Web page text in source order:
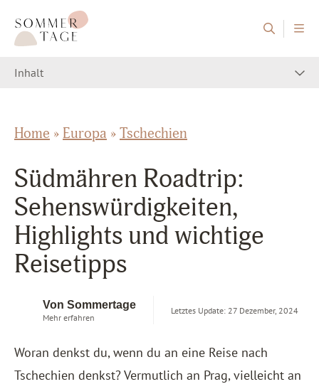
Zum Inhalt springen
Sommertage - Der Reiseblog aus Österreich
Inhalt
Home » Europa » Tschechien
Südmähren Roadtrip:
Sehenswürdigkeiten,
Highlights und wichtige
Reisetipps
Von Sommertage
Mehr erfahren
Letztes Update: 27 Dezember, 2024
Woran denkst du, wenn du an eine Reise nach
Tschechien denkst? Vermutlich an Prag, vielleicht an